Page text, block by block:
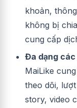
khoản,
không bị
cung cấp
Đa dạng các
MaiLike
theo dõi,
story, video